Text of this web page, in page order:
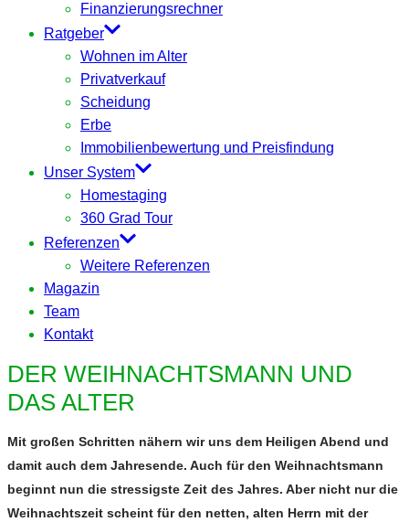
Finanzierungsrechner
Ratgeber
Wohnen im Alter
Privatverkauf
Scheidung
Erbe
Immobilienbewertung und Preisfindung
Unser System
Homestaging
360 Grad Tour
Referenzen
Weitere Referenzen
Magazin
Team
Kontakt
DER WEIHNACHTSMANN UND
DAS ALTER
Mit großen Schritten nähern wir uns dem Heiligen Abend und
damit auch dem Jahresende. Auch für den Weihnachtsmann
beginnt nun die stressigste Zeit des Jahres. Aber nicht nur die
Weihnachtszeit scheint für den netten, alten Herrn mit der